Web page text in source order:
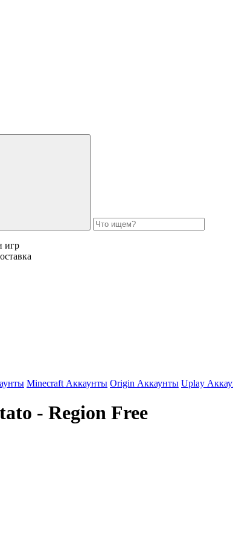
игр
Minecraft Аккаунты Origin Аккаунты Uplay
- Region Free